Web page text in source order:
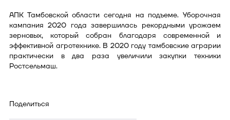
АПК Тамбовской области сегодня на подъеме. Уборочная
кампания 2020 года завершилась рекордными урожаем
зерновых, который собран благодаря современной и
эффективной агротехнике. В 2020 году тамбовские аграрии
практически в два раза увеличили закупки техники
Ростсельмаш.
Поделиться